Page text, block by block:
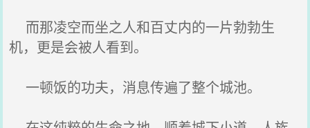
而那凌空而坐之人和百丈内的一片勃勃生
机，更是会被人看到。
一顿饭的功夫，消息传遍了整个城池。